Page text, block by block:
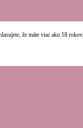
že máte viac ako 18 rokov.